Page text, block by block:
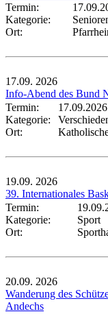
Termin:
Kategorie:
Ort:
17.09. 2026
Info-Abend des Bund
Termin:
Kategorie:
Ort:
19.09. 2026
39. Internationales
Termin:
Kategorie:
Sport
Ort:
20.09. 2026
Wanderung des
Andechs